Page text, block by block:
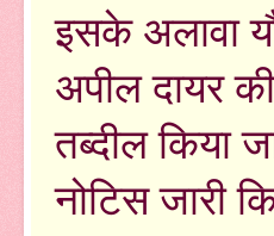
इसके अलावा
अपील दायर
तब्दील किया
नोटिस जारी